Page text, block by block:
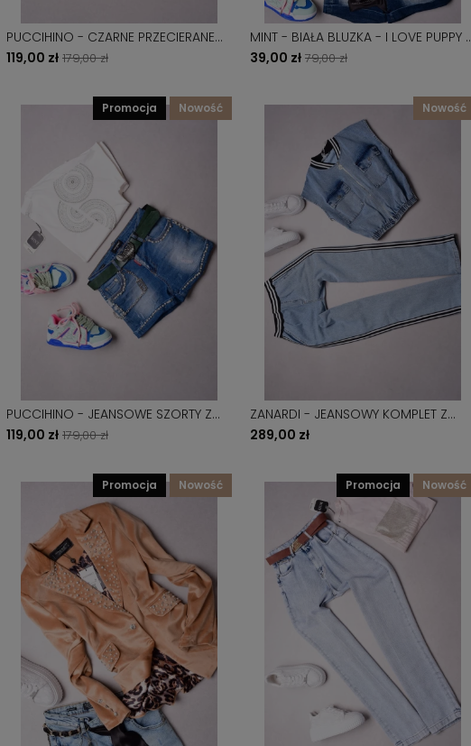
PUCCIHINO - CZARNE PRZECIERANE
SZORTY Z KÓŁECZKAMI
119,00 zł 179,00 zł
MINT - BIAŁA BLUZKA - I LOVE PUPPY -
JAMNIK
39,00 zł 79,00 zł
PUCCIHINO - JEANSOWE SZORTY Z
PEREŁKAMI I GWIAZDKAMI
119,00 zł 179,00 zł
promocja nowość
ZANARDI - JEANSOWY KOMPLET Z
LAMPASAMI
289,00 zł
nowość
promocja nowość promocja nowość